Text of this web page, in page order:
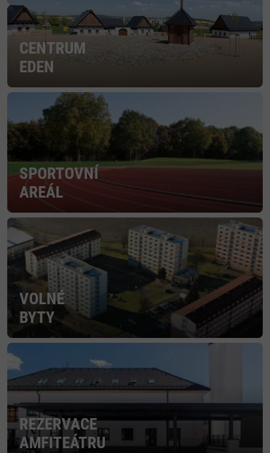
CENTRUM
EDEN
SPORTOVNÍ
AREÁL
VOLNÉ
BYTY
REZERVACE
AMFITEÁTRU